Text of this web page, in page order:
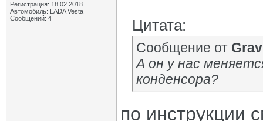
Регистрация: 18.02.2018
Автомобиль: LADA Vesta
Сообщений: 4
Цитата:
Сообщение от
А он у нас
конденсора?
по инструкции